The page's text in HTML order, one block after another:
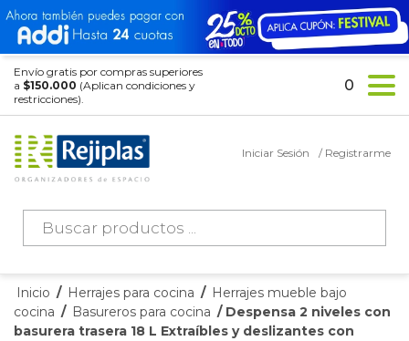
Envío gratis por compras superiores
a $150.000 (Aplican condiciones y
restricciones).
Búsqueda
productos
Iniciar Sesión / Registrarme
0
Inicio / Herrajes para cocina / Herrajes mueble bajo
cocina / Basureros para cocina / Despensa 2 niveles con
basurera trasera 18 L Extraíbles y deslizantes con